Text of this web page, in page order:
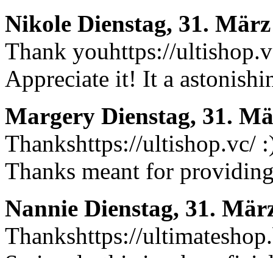
Nikole Dienstag, 31.
Thank youhttps://
Appreciate it! It a
Margery Dienstag, 31.
Thankshttps://ultishop.vc/
Thanks meant for
Nannie Dienstag, 31.
Thankshttps://